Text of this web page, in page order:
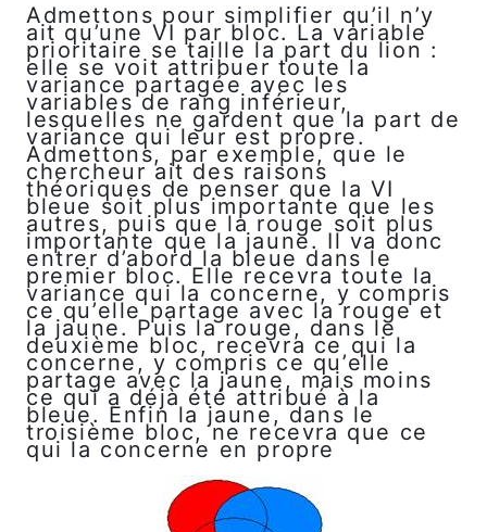
Admettons pour simplifier qu’il n’y
ait qu’une VI par bloc. La variable
prioritaire se taille la part du lion :
elle se voit attribuer toute la
variance partagée avec les
variables de rang inférieur,
lesquelles ne gardent que la part de
variance qui leur est propre.
Admettons, par exemple, que le
chercheur ait des raisons
théoriques de penser que la VI
bleue soit plus importante que les
autres, puis que la rouge soit plus
importante que la jaune. Il va donc
entrer d’abord la bleue dans le
premier bloc. Elle recevra toute la
variance qui la concerne, y compris
ce qu’elle partage avec la rouge et
la jaune. Puis la rouge, dans le
deuxième bloc, recevra ce qui la
concerne, y compris ce qu’elle
partage avec la jaune, mais moins
ce qui a déjà été attribué à la
bleue. Enfin la jaune, dans le
troisième bloc, ne recevra que ce
qui la concerne en propre